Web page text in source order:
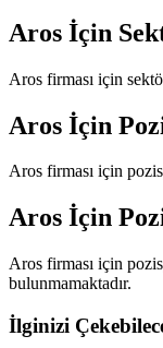
Aros İçin
Aros firması için
Aros İçin
Aros firması için
Aros İçin
Aros firması için
bulunmamaktadır.
İlginizi